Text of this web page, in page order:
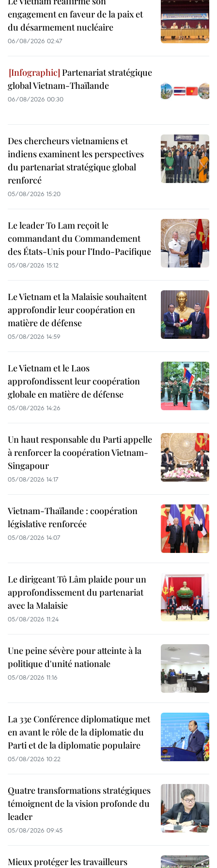
engagement en faveur de la paix et
du désarmement nucléaire
06/08/2026 02:47
Partenariat stratégique
global Vietnam-Thaïlande
06/08/2026 00:30
Des chercheurs vietnamiens et
indiens examinent les perspectives
du partenariat stratégique global
renforcé
05/08/2026 15:20
Le leader To Lam reçoit le
commandant du Commandement
des États-Unis pour l’Indo-Pacifique
05/08/2026 15:12
Le Vietnam et la Malaisie souhaitent
approfondir leur coopération en
matière de défense
05/08/2026 14:59
Le Vietnam et le Laos
approfondissent leur coopération
globale en matière de défense
05/08/2026 14:26
Un haut responsable du Parti appelle
à renforcer la coopération Vietnam-
Singapour
05/08/2026 14:17
Vietnam-Thaïlande : coopération
législative renforcée
05/08/2026 14:07
Le dirigeant Tô Lâm plaide pour un
approfondissement du partenariat
avec la Malaisie
05/08/2026 11:24
Une peine sévère pour atteinte à la
politique d'unité nationale
05/08/2026 11:16
La 33e Conférence diplomatique met
en avant le rôle de la diplomatie du
Parti et de la diplomatie populaire
05/08/2026 10:22
Quatre transformations stratégiques
témoignent de la vision profonde du
leader
05/08/2026 09:45
Mieux protéger les travailleurs